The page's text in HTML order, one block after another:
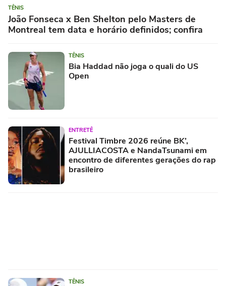
TÊNIS
João Fonseca x Ben Shelton pelo Masters de
Montreal tem data e horário definidos; confira
TÊNIS
Bia Haddad não joga o quali do US
Open
ENTRETÊ
Festival Timbre 2026 reúne BK’,
AJULLIACOSTA e NandaTsunami em
encontro de diferentes gerações do rap
brasileiro
TÊNIS